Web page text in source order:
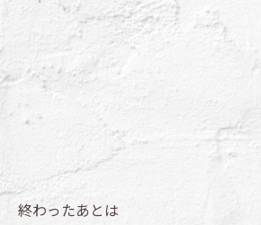
終わったあとは